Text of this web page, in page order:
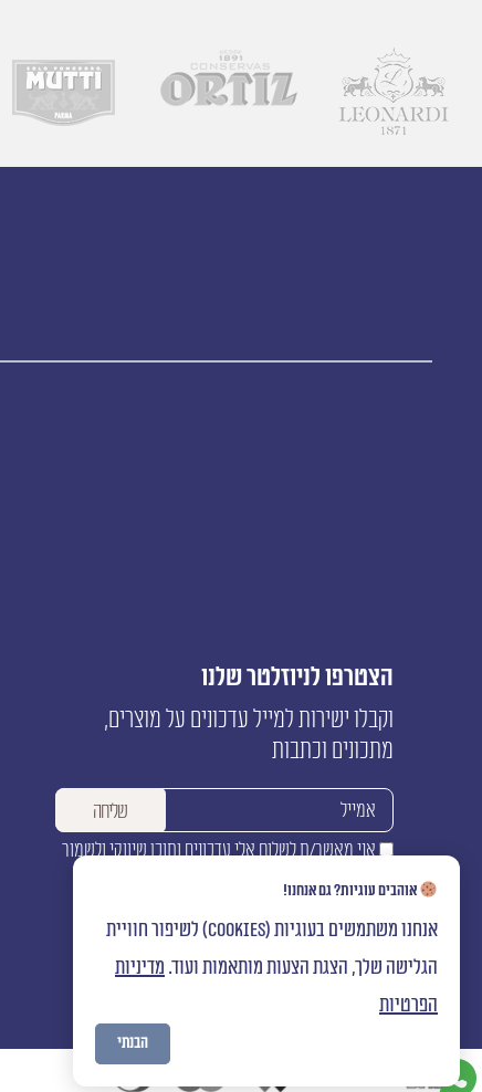
הצטרפו לניוזלטר שלנו
וקבלו ישירות למייל עדכונים על מוצרים,
מתכונים וכתבות
אני מאשר/ת לשלוח אלי עדכונים ותוכן שיווקי ולשמור
אוהבים עוגיות? גם אנחנו!
אנחנו משתמשים בעוגיות (cookies) לשיפור חוויית
הגלישה שלך, הצגת הצעות מותאמות ועוד. מדיניות
הפרטיות
הבנתי